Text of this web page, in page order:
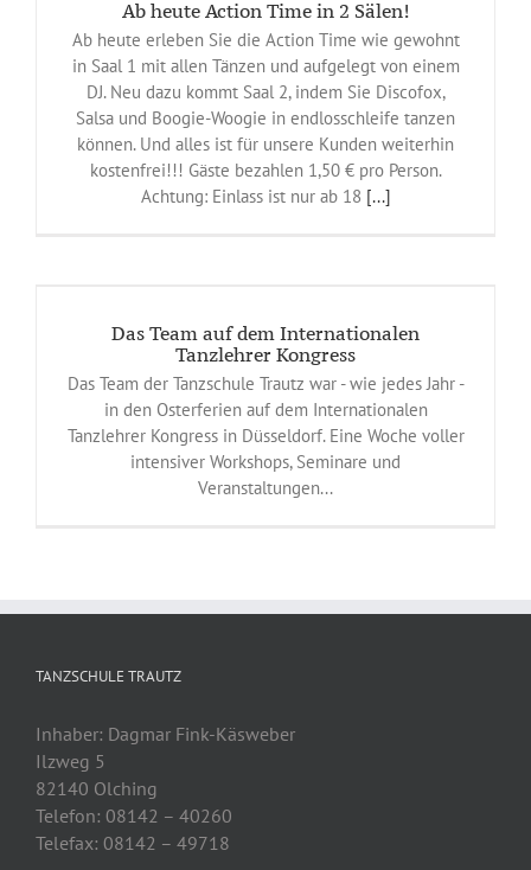
Ab heute Action Time in 2 Sälen!
Ab heute erleben Sie die Action Time wie gewohnt
in Saal 1 mit allen Tänzen und aufgelegt von einem
DJ. Neu dazu kommt Saal 2, indem Sie Discofox,
Salsa und Boogie-Woogie in endlosschleife tanzen
können. Und alles ist für unsere Kunden weiterhin
kostenfrei!!! Gäste bezahlen 1,50 € pro Person.
Achtung: Einlass ist nur ab 18 [...]
Das Team auf dem Internationalen
Tanzlehrer Kongress
Das Team der Tanzschule Trautz war - wie jedes Jahr -
in den Osterferien auf dem Internationalen
Tanzlehrer Kongress in Düsseldorf. Eine Woche voller
intensiver Workshops, Seminare und
Veranstaltungen...
TANZSCHULE TRAUTZ
Inhaber: Dagmar Fink-Käsweber
Ilzweg 5
82140 Olching
Telefon: 08142 – 40260
Telefax: 08142 – 49718